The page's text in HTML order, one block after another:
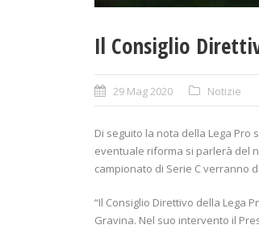
Il Consiglio
29 Mag 2020 Notizie
Di seguito la nota della Lega Pro
eventuale riforma si parlerà del
campionato di Serie C verranno
“Il Consiglio Direttivo della Lega
Gravina. Nel suo intervento il